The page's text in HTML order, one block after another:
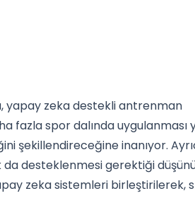
yapay zeka destekli antrenman
fazla spor dalında uygulanması
şekillendireceğine inanıyor.
desteklenmesi gerektiği
zeka sistemleri birleştirilerek,